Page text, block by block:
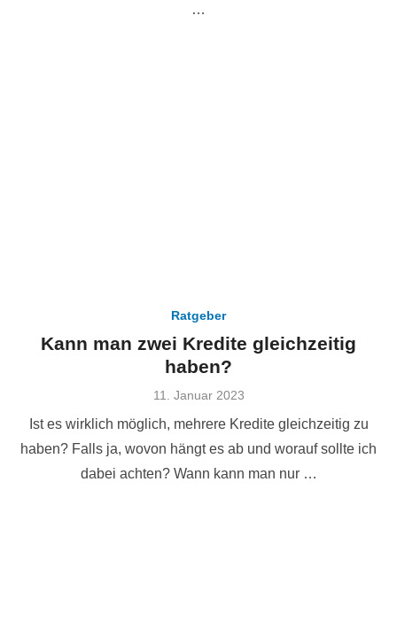
…
Ratgeber
Kann man zwei Kredite gleichzeitig
haben?
Veröffentlicht
11. Januar 2023
Ist es wirklich möglich, mehrere Kredite gleichzeitig zu
haben? Falls ja, wovon hängt es ab und worauf sollte ich
dabei achten? Wann kann man nur …